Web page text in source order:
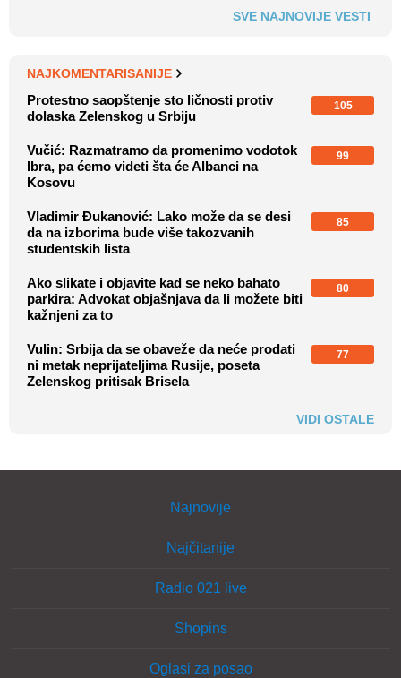
SVE NAJNOVIJE VESTI
NAJKOMENTARISANIJE
Protestno saopštenje sto ličnosti protiv
dolaska Zelenskog u Srbiju
105
Vučić: Razmatramo da promenimo vodotok
Ibra, pa ćemo videti šta će Albanci na
Kosovu
99
Vladimir Đukanović: Lako može da se desi
da na izborima bude više takozvanih
studentskih lista
85
Ako slikate i objavite kad se neko bahato
parkira: Advokat objašnjava da li možete biti
kažnjeni za to
80
Vulin: Srbija da se obaveže da neće prodati
ni metak neprijateljima Rusije, poseta
Zelenskog pritisak Brisela
77
VIDI OSTALE
Najnovije
Najčitanije
Radio 021 live
Shopins
Oglasi za posao